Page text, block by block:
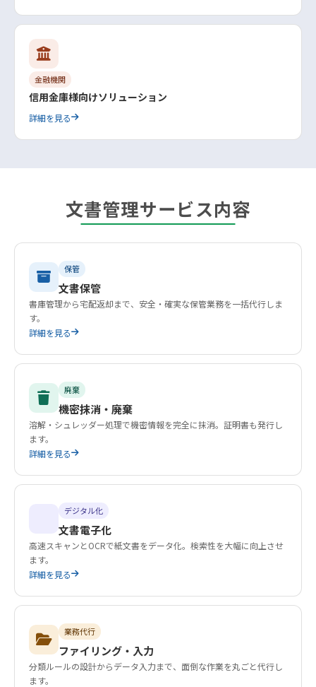
金融機関
信用金庫様向けソリューション
詳細を見る
文書管理サービス内容
保管
文書保管
書庫管理から宅配返却まで、安全・確実な保管業務を一括代行しま
す。
詳細を見る
廃棄
機密抹消・廃棄
溶解・シュレッダー処理で機密情報を完全に抹消。証明書も発行し
ます。
詳細を見る
デジタル化
文書電子化
高速スキャンとOCRで紙文書をデータ化。検索性を大幅に向上させ
ます。
詳細を見る
業務代行
ファイリング・入力
分類ルールの設計からデータ入力まで、面倒な作業を丸ごと代行し
ます。